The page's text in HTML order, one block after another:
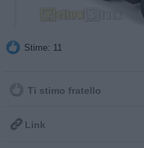
Stime: 11
Ti stimo fratello
 Link